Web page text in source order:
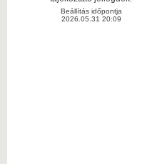
Beállítás időpontja
2026.05.31 20:09